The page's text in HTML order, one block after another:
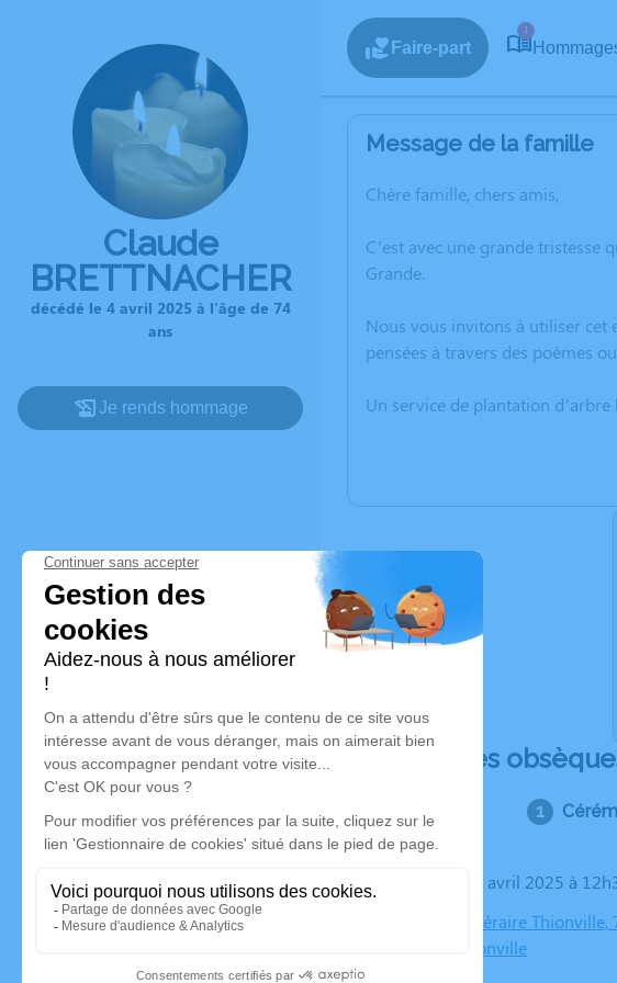
Claude
BRETTNACHER
décédé le 4 avril 2025 à l'âge de 74
ans
Je rends hommage
Faire-part
1
Message de la famille
Chère famille, chers amis,
C’est avec une grande tristesse
Grande.
Nous vous invitons à utiliser cet
pensées à travers des poèmes
Un service de plantation
Déroulé des
Le jeudi 10 avril 2025 à
Centre Funéraire
57100 Thionville